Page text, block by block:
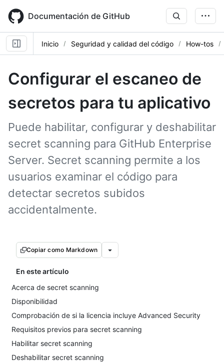
main
content
Documentación de GitHub
Inicio Seguridad y calidad del código How-tos
Configurar el escaneo de
secretos para tu aplicativo
Puede habilitar, configurar y deshabilitar
secret scanning para GitHub Enterprise
Server. Secret scanning permite a los
usuarios examinar el código para
detectar secretos subidos
accidentalmente.
Copiar como Markdown
En este artículo
Acerca de secret scanning
Disponibilidad
Comprobación de si la licencia incluye Advanced Security
Requisitos previos para secret scanning
Habilitar secret scanning
Deshabilitar secret scanning